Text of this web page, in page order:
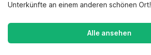
Unterkünfte an einem anderen schönen Ort!
Alle ansehen